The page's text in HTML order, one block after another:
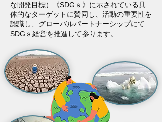
な開発目標）《SDGｓ》に示されている具
体的なターゲットに賛同し、活動の重要性を
認識し、グローバルパートナーシップにて
SDGｓ経営を推進して参ります。